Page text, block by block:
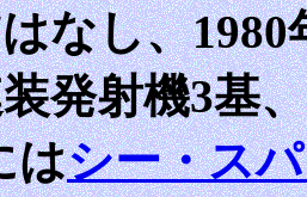
なし、1980
発射機3基、
はシー・ス